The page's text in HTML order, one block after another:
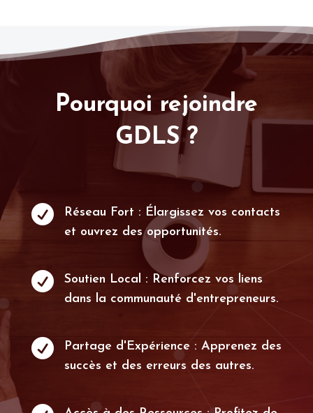
Pourquoi rejoindre
GDLS ?

Réseau Fort : Élargissez vos contacts
et ouvrez des opportunités.

Soutien Local : Renforcez vos liens
dans la communauté d'entrepreneurs.

Partage d'Expérience : Apprenez des
succès et des erreurs des autres.